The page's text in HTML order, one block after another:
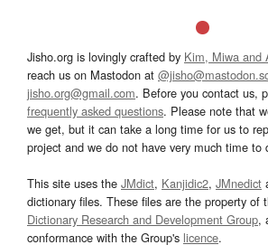
Jisho.org is lovingly crafted by Kim, Miwa and
reach us on Mastodon at
jisho.org@gmail.com. Before you contact us,
frequently asked questions. Please note that
we get, but it can take a long time for us to
project and we do not have very much time to
This site uses the JMdict, Kanjidic2, JMnedict
dictionary files. These files are the property of
Dictionary Research and Development Group,
conformance with the Group's licence.